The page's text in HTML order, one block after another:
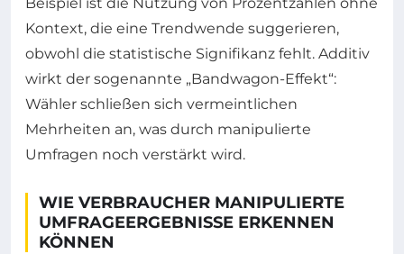
Kontext, die eine Trendwende suggerieren,
obwohl die statistische Signifikanz fehlt. Additiv
wirkt der sogenannte „Bandwagon-Effekt“:
Wähler schließen sich vermeintlichen
Mehrheiten an, was durch manipulierte
Umfragen noch verstärkt wird.
WIE VERBRAUCHER MANIPULIERTE
UMFRAGEERGEBNISSE ERKENNEN
KÖNNEN